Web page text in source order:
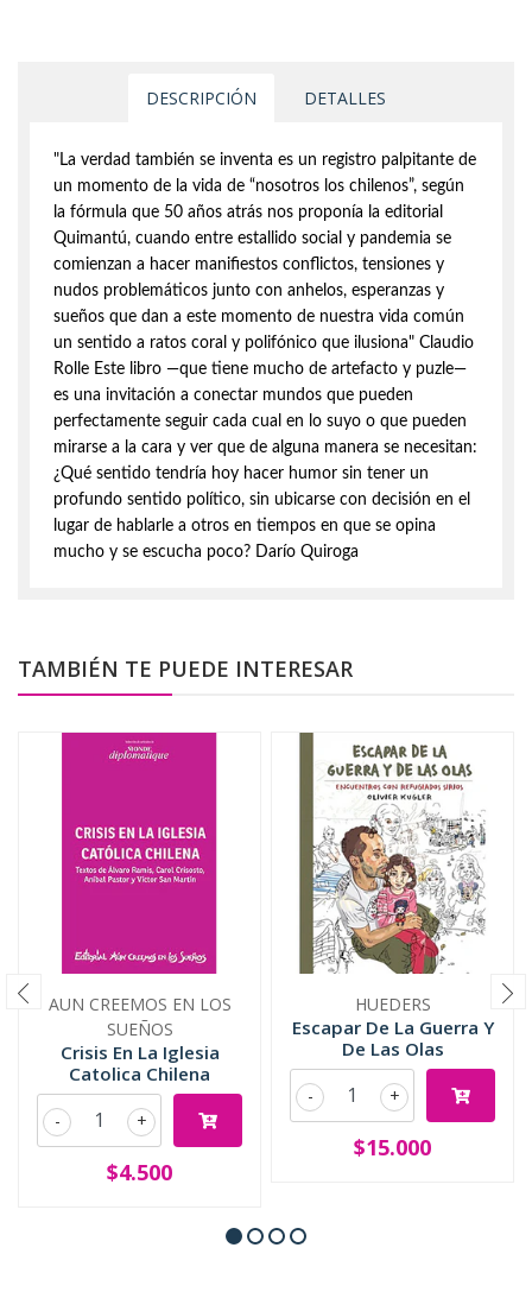
DESCRIPCIÓN DETALLES
"La verdad también se inventa es un registro palpitante de
un momento de la vida de “nosotros los chilenos”, según
la fórmula que 50 años atrás nos proponía la editorial
Quimantú, cuando entre estallido social y pandemia se
comienzan a hacer manifiestos conflictos, tensiones y
nudos problemáticos junto con anhelos, esperanzas y
sueños que dan a este momento de nuestra vida común
un sentido a ratos coral y polifónico que ilusiona" Claudio
Rolle Este libro —que tiene mucho de artefacto y puzle—
es una invitación a conectar mundos que pueden
perfectamente seguir cada cual en lo suyo o que pueden
mirarse a la cara y ver que de alguna manera se necesitan:
¿Qué sentido tendría hoy hacer humor sin tener un
profundo sentido político, sin ubicarse con decisión en el
lugar de hablarle a otros en tiempos en que se opina
mucho y se escucha poco? Darío Quiroga
TAMBIÉN TE PUEDE INTERESAR
AUN CREEMOS EN LOS
SUEÑOS
Crisis En La Iglesia
Catolica Chilena
+
-
$4.500
HUEDERS
Escapar De La Guerra Y
De Las Olas
+
-
$15.000